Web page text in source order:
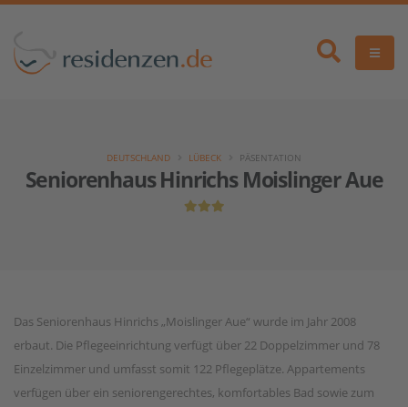
Seniorenhaus Hinrichs Moislinger Aue
DEUTSCHLAND LÜBECK PÄSENTATION
Das Seniorenhaus Hinrichs „Moislinger Aue“ wurde im Jahr 2008
erbaut. Die Pflegeeinrichtung verfügt über 22 Doppelzimmer und 78
Einzelzimmer und umfasst somit 122 Pflegeplätze. Appartements
verfügen über ein seniorengerechtes, komfortables Bad sowie zum